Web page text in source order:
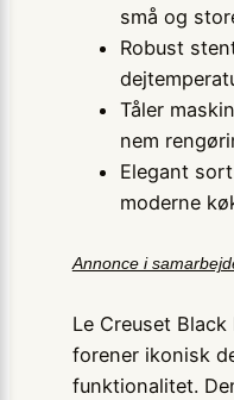
små og
Robust
Tåler
nem
Elegant
moderne
Annonce i
Le Creuset
forener ikonisk
funktionalitet.